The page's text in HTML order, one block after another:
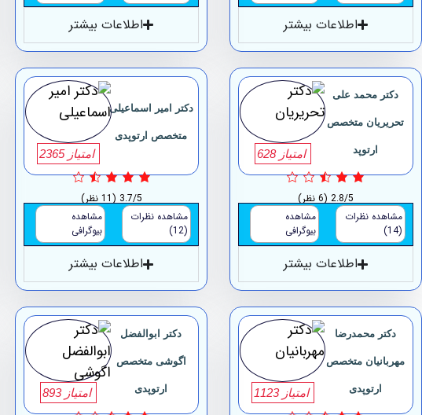
اطلاعات بیشتر اطلاعات بیشتر
دکتر محمد علی
تحریریان متخصص
ارتوپد امتیاز 628
2.8/5 (6 نظر)
مشاهده نظرات
(14)
مشاهده
بیوگرافی
اطلاعات بیشتر
دکتر امیر اسماعیلی
متخصص ارتوپدی
امتیاز 2365
3.7/5 (11 نظر)
مشاهده نظرات
(12)
مشاهده
بیوگرافی
اطلاعات بیشتر
دکتر محمدرضا
مهربانیان متخصص
ارتوپدی امتیاز 1123
دکتر ابوالفضل
اگوشی متخصص
ارتوپدی امتیاز 893